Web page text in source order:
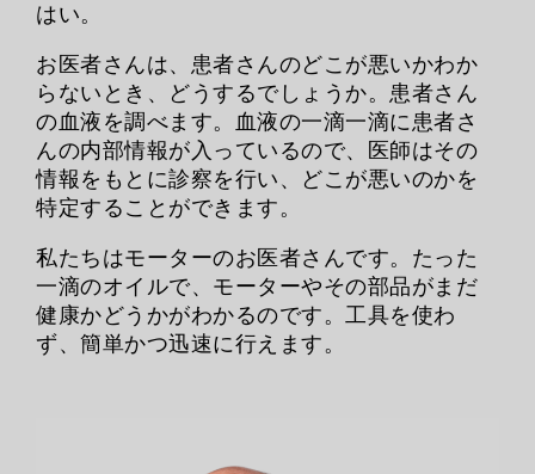
はい。
お医者さんは、患者さんのどこが悪いかわか
らないとき、どうするでしょうか。患者さん
の血液を調べます。血液の一滴一滴に患者さ
んの内部情報が入っているので、医師はその
情報をもとに診察を行い、どこが悪いのかを
特定することができます。
私たちはモーターのお医者さんです。たった
一滴のオイルで、モーターやその部品がまだ
健康かどうかがわかるのです。工具を使わ
ず、簡単かつ迅速に行えます。